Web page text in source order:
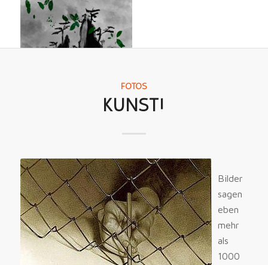
FOTOS
KUNST!
Bilder
sagen
eben
mehr
als
1000